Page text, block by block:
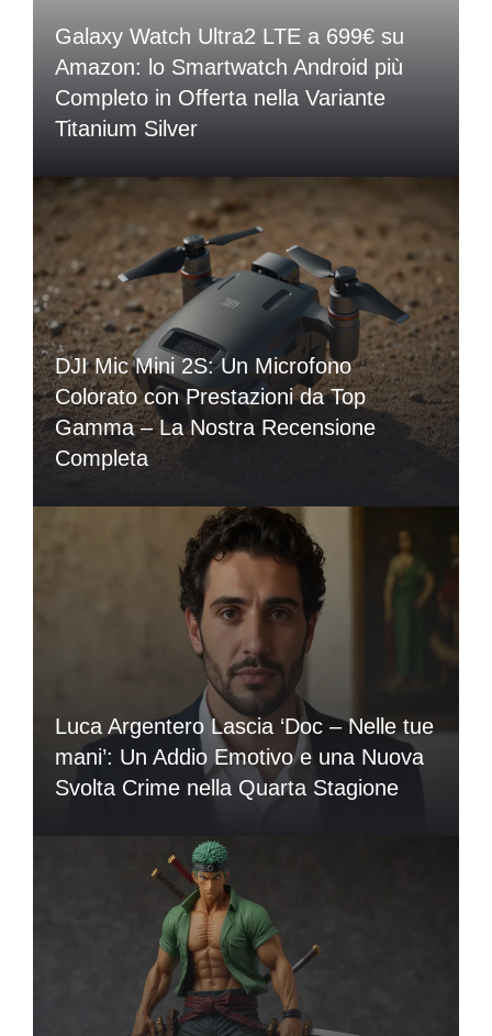
Galaxy Watch Ultra2 LTE a 699€ su
Amazon: lo Smartwatch Android più
Completo in Offerta nella Variante
Titanium Silver
DJI Mic Mini 2S: Un Microfono
Colorato con Prestazioni da Top
Gamma – La Nostra Recensione
Completa
Luca Argentero Lascia ‘Doc – Nelle tue
mani’: Un Addio Emotivo e una Nuova
Svolta Crime nella Quarta Stagione